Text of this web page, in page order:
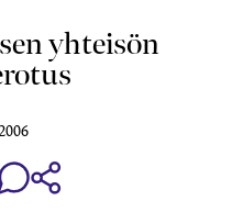
yhteisön
on Facebook
Jaa Share on LinkedIn
Jaa WhatsApp-viestinä